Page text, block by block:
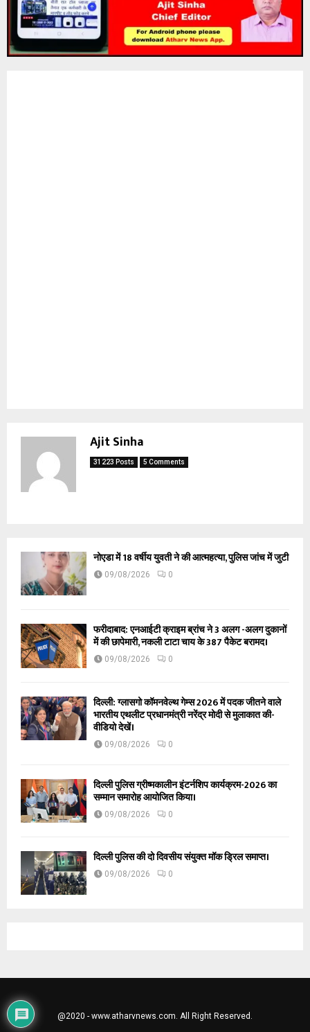
Ajit Sinha
31223 Posts 5 Comments
नोएडा में 18 वर्षीय युवती ने की आत्महत्या, पुलिस जांच में जुटी
09/08/2026 0
फरीदाबाद: एनआईटी क्राइम ब्रांच ने 3 अलग -अलग दुकानों
में की छापेमारी, नकली टाटा चाय के 387 पैकेट बरामद।
09/08/2026 0
दिल्ली: ग्लासगो कॉमनवेल्थ गेम्स 2026 में पदक जीतने वाले
भारतीय एथलीट प्रधानमंत्री नरेंद्र मोदी से मुलाकात की-
वीडियो देखें।
09/08/2026 0
दिल्ली पुलिस ग्रीष्मकालीन इंटर्नशिप कार्यक्रम-2026 का
सम्मान समारोह आयोजित किया।
09/08/2026 0
दिल्ली पुलिस की दो दिवसीय संयुक्त मॉक ड्रिल समाप्त।
09/08/2026 0
@2020 - www.atharvnews.com. All Right Reserved.